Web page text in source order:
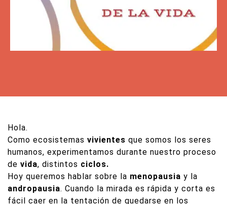
Hola.
Como ecosistemas vivientes que somos los seres
humanos, experimentamos durante nuestro proceso
de vida, distintos ciclos.
Hoy queremos hablar sobre la menopausia y la
andropausia. Cuando la mirada es rápida y corta es
fácil caer en la tentación de quedarse en los